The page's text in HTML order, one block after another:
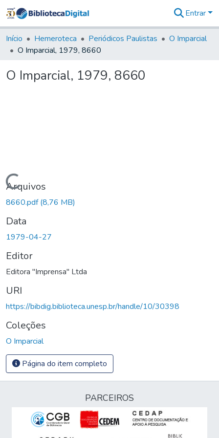
&
Coleções
Tudo na
Digital
Entrar
Início Hemeroteca Periódicos Paulistas
O Imparcial
O Imparcial, 1979, 8660
O Imparcial, 1979, 8660
Carregando...
Arquivos
8660.pdf(8,76 MB)
Data
1979-04-27
Editor
Editora "Imprensa" Ltda
URI
https://bibdig.biblioteca.unesp.br/handle/10/30398
Coleções
O Imparcial
Página do item completo
PARCEIROS